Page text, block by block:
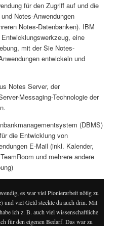
für den Zugriff auf und die
Notes-Anwendungen
Notes-Datenbanken). IBM
eine
mit der Sie Notes-
entwickeln und
Notes Server, der
Messaging-Technologie der
(DBMS)
die Entwicklung von
E-Mail (inkl. Kalender,
und mehrere andere
es war viel Pionierarbeit nötig zu
und viel Geld steckte da auch drin. Mit
ich z. B. auch viel wissenschaftliche
für den eigenen Bedarf. Das war zu